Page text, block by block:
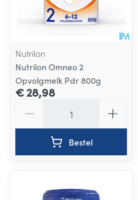
Nutrilon
Nutrilon Omneo 2
Opvolgmelk Pdr 800g
€ 28,98
Bestel